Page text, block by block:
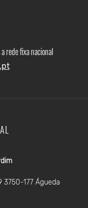
rede fixa nacional
3750-177 Águeda